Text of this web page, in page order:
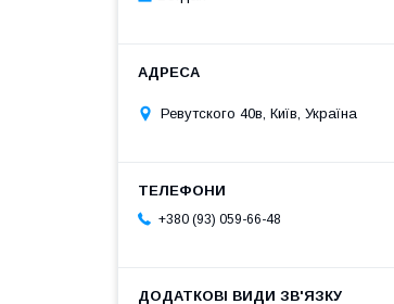
Ревутского 40в, Київ, Україна
+380 (93) 059-66-48